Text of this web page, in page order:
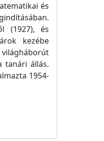
és
(1927), és
kezébe
világháborút
tanári állás.
1954-